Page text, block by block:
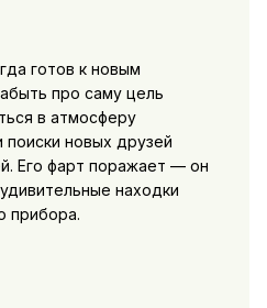
готов к новым
про саму цель
в атмосферу
поиски новых друзей
Его фарт поражает — он
находки
прибора.